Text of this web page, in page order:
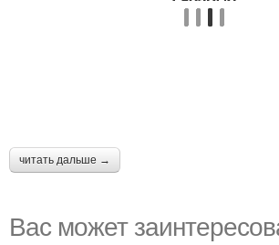
читать дальше →
Вас может